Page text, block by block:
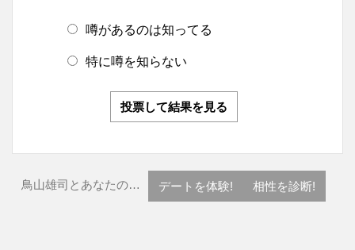
噂があるのは知ってる
特に噂を知らない
投票して結果を見る
鳥山雄司とあなたの… デートを体験! 相性を診断!